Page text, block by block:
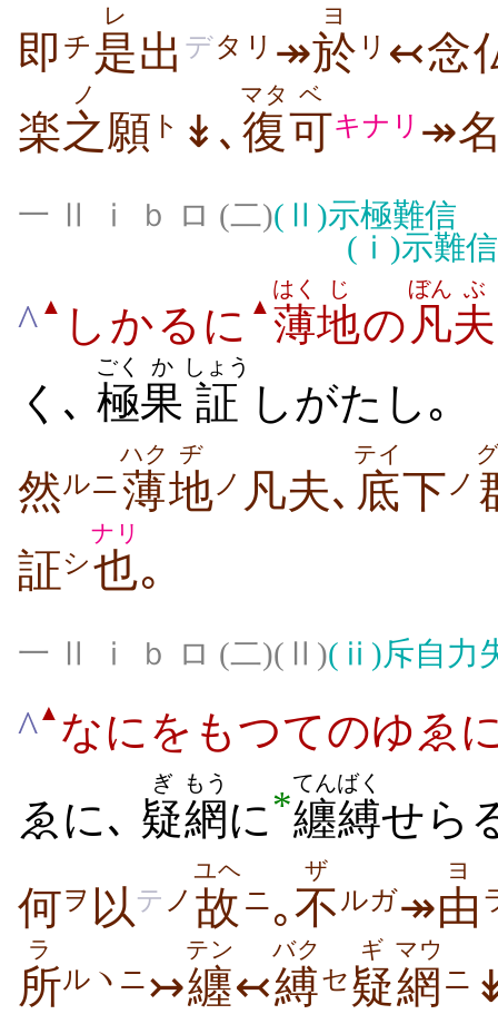
即 チ 是
レ
出 デタリ ↠於
ヨ
リ ↢念
楽之
ノ
願 ト ↡､ 復
マタ
可
ベ
キナリ ↠
一 Ⅱ ⅰ ｂ ロ (二)(Ⅱ)示極難信
(ⅰ)示難
^ ▲ しかるに ▲ 薄
はく
地
じ
の 凡
ぼん
夫
ぶ
く､ 極
ごく
果
か
証
しょう
しがたし｡
然ルニ薄
ハク
地
ヂ
ノ 凡夫､ 底
テイ
下 ノ
証シ也
ナリ
｡
一 Ⅱ ⅰ ｂ ロ (二)(Ⅱ)(ⅱ)斥自力
^▲ なにをもつてのゆゑ
ゑに､ 疑
ぎ
網
もう
に*纏縛
てんばく
せら
何ヲ 以テ ノ 故
ユヘ
ニ｡不
ザ
ルガ↠由
ヨ
所
ラ
ルヽニ↣纏
テン
↢縛
バク
セ疑
ギ
網
マウ
ニ